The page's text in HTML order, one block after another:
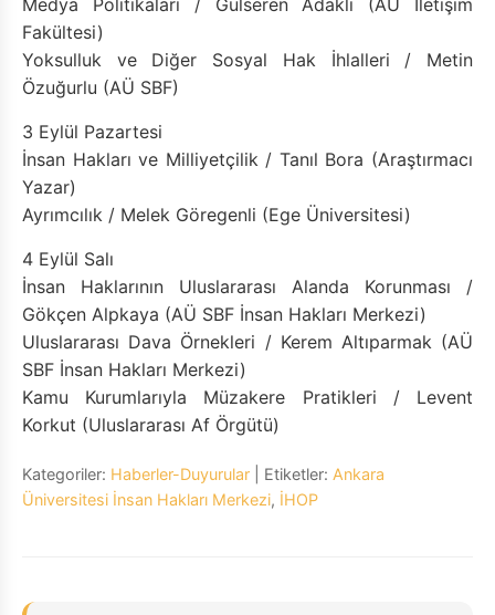
Medya Politikaları / Gülseren Adaklı (AÜ İletişim
Fakültesi)
Yoksulluk ve Diğer Sosyal Hak İhlalleri / Metin
Özuğurlu (AÜ SBF)
3 Eylül Pazartesi
İnsan Hakları ve Milliyetçilik / Tanıl Bora (Araştırmacı
Yazar)
Ayrımcılık / Melek Göregenli (Ege Üniversitesi)
4 Eylül Salı
İnsan Haklarının Uluslararası Alanda Korunması /
Gökçen Alpkaya (AÜ SBF İnsan Hakları Merkezi)
Uluslararası Dava Örnekleri / Kerem Altıparmak (AÜ
SBF İnsan Hakları Merkezi)
Kamu Kurumlarıyla Müzakere Pratikleri / Levent
Korkut (Uluslararası Af Örgütü)
Kategoriler: Haberler-Duyurular | Etiketler: Ankara
Üniversitesi İnsan Hakları Merkezi, İHOP